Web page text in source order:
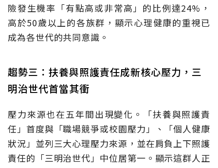
險發生機率「有點高或非常高」的比例達24%，
高於50歲以上的各族群，顯示心理健康的重視已
成為各世代的共同意識。
趨勢三：扶養與照護責任成新核心壓力，三
明治世代首當其衝
壓力來源也在五年間出現變化。「扶養與照護責
任」首度與「職場競爭或校園壓力」、「個人健康
狀況」並列三大心理壓力來源，並在肩負上下照護
責任的「三明治世代」中位居第一。顯示這群人正